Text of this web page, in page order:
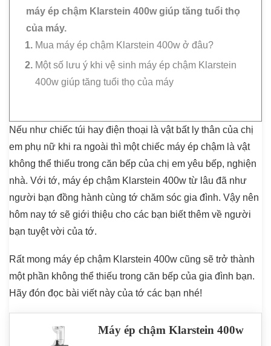
máy ép chậm Klarstein 400w giúp tăng tuổi thọ
của máy.
Mua máy ép chậm Klarstein 400w ở đâu?
Một số lưu ý khi vệ sinh máy ép chậm Klarstein
400w giúp tăng tuổi thọ của máy
Nếu như chiếc túi hay điện thoại là vật bất ly thân của chị
em phụ nữ khi ra ngoài thì một chiếc máy ép chậm là vật
không thể thiếu trong căn bếp của chị em yêu bếp, nghiện
nhà. Với tớ, máy ép chậm Klarstein 400w từ lâu đã như
người bạn đồng hành cùng tớ chăm sóc gia đình. Vậy nên
hôm nay tớ sẽ giới thiệu cho các bạn biết thêm về người
bạn tuyệt vời của tớ.
Rất mong máy ép chậm Klarstein 400w cũng sẽ trở thành
một phần không thể thiếu trong căn bếp của gia đình bạn.
Hãy đón đọc bài viết này của tớ các bạn nhé!
Máy ép chậm Klarstein 400w